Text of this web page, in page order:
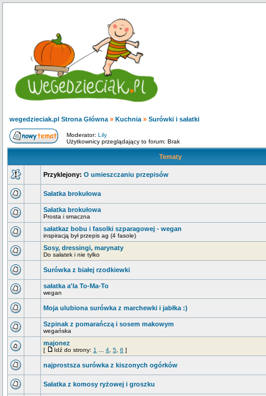
wegedzieciak.pl Strona Główna » Kuchnia » Surówki i sałatki
Moderator: Lily
Użytkownicy przeglądający to forum: Brak
Tematy
Przyklejony: O umieszczaniu przepisów
Sałatka brokułowa
Sałatka brokułowa
Prosta i smaczna
sałatkaz bobu i fasolki szparagowej - wegan
inspiracją był przepis ag (4 fasole)
Sosy, dressingi, marynaty
Do sałatek i nie tylko
Surówka z białej rzodkiewki
sałatka a'la To-Ma-To
wegan
Moja ulubiona surówka z marchewki i jabłka :)
Szpinak z pomarańczą i sosem makowym
wegańska
majonez
[ Idź do strony: 1 4 5 6 ]
najprostsza surówka z kiszonych ogórków
Sałatka z komosy ryżowej i groszku